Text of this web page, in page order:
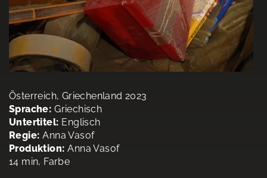
Österreich, Griechenland 2023
Sprache: Griechisch
Untertitel: Englisch
Regie: Anna Vasof
Produktion: Anna Vasof
14 min, Farbe